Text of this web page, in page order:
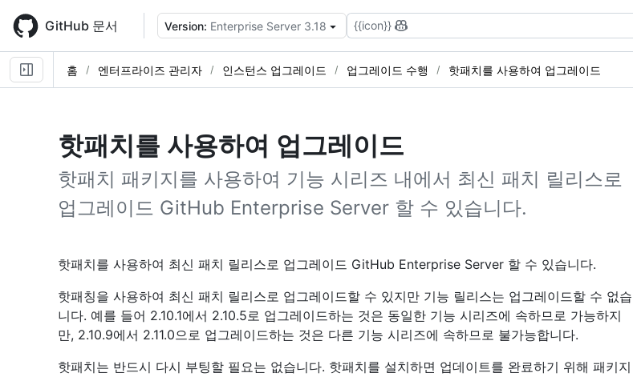
main
content
GitHub 문서 Version: Enterprise Server 3.18 {{icon}}
홈 엔터프라이즈 관리자 인스턴스 업그레이드 업그레이드 수행 핫패치를 사용하여 업그레이드
핫패치를 사용하여 업그레이드
핫패치 패키지를 사용하여 기능 시리즈 내에서 최신 패치 릴리스로
업그레이드 GitHub Enterprise Server 할 수 있습니다.
핫패치를 사용하여 최신 패치 릴리스로 업그레이드 GitHub Enterprise Server 할 수 있습니다.
핫패칭을 사용하여 최신 패치 릴리스로 업그레이드할 수 있지만 기능 릴리스는 업그레이드할 수 없습
니다. 예를 들어 2.10.1에서 2.10.5로 업그레이드하는 것은 동일한 기능 시리즈에 속하므로 가능하지
만, 2.10.9에서 2.11.0으로 업그레이드하는 것은 다른 기능 시리즈에 속하므로 불가능합니다.
핫패치는 반드시 다시 부팅할 필요는 없습니다. 핫패치를 설치하면 업데이트를 완료하기 위해 패키지